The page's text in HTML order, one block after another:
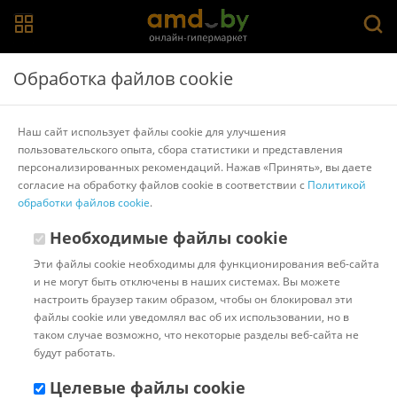
Главная > Каталог товаров Садовый инструмент
1066708
Другие товары Fiskars
Обработка файлов cookie
Наш сайт использует файлы cookie для улучшения
пользовательского опыта, сбора статистики и представления
персонализированных рекомендаций. Нажав «Принять», вы даете
согласие на обработку файлов cookie в соответствии с Политикой
обработки файлов cookie.
Необходимые файлы cookie
Эти файлы cookie необходимы для функционирования веб-сайта
и не могут быть отключены в наших системах. Вы можете
настроить браузер таким образом, чтобы он блокировал эти
файлы cookie или уведомлял вас об их использовании, но в
таком случае возможно, что некоторые разделы веб-сайта не
будут работать.
Целевые файлы cookie